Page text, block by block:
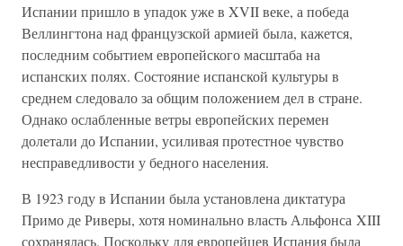
Испании пришло в упадок уже в XVII веке, а победа
Веллингтона над французской армией была, кажется,
последним событием европейского масштаба на
испанских полях. Состояние испанской культуры в
среднем следовало за общим положением дел в стране.
Однако ослабленные ветры европейских перемен
долетали до Испании, усиливая протестное чувство
несправедливости у бедного населения.
В 1923 году в Испании была установлена диктатура
Примо де Риверы, хотя номинально власть Альфонса XIII
сохранялась. Поскольку для европейцев Испания была